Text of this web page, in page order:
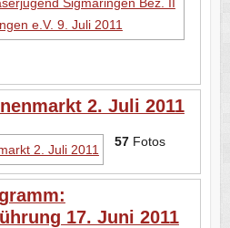
2. Juli 2011
57Fotos
17. Juni 2011